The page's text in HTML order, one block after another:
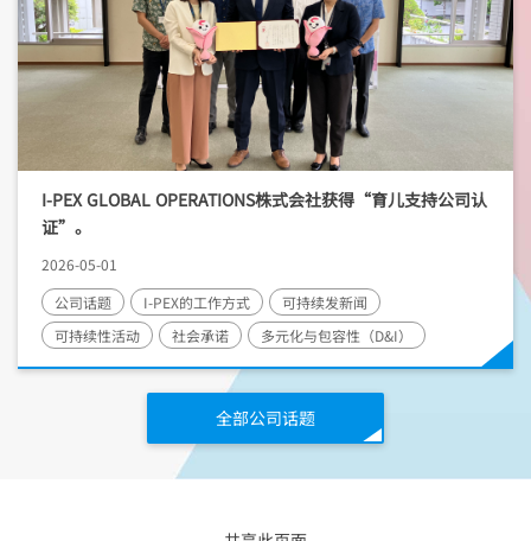
I-PEX GLOBAL OPERATIONS株式会社获得“育儿支持公司认
证”。
2026-05-01
公司话题
I-PEX的工作方式
可持续发新闻
可持续性活动
社会承诺 多元化与包容性（D&I）
全部公司话题